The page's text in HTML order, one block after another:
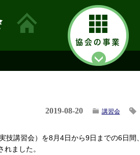
2019-08-20 講習会
講習会）を8月4日から9日までの6日間、
ました。